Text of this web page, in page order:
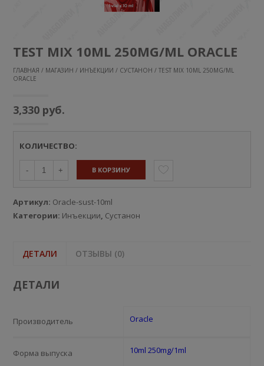
TEST MIX 10ML 250MG/ML ORACLE
ГЛАВНАЯ / МАГАЗИН / ИНЪЕКЦИИ / СУСТАНОН / TEST MIX 10ML 250MG/ML
ORACLE
3,330 руб.
КОЛИЧЕСТВО:
- + В КОРЗИНУ
Артикул: Oracle-sust-10ml
Категории: Инъекции, Сустанон
ДЕТАЛИ ОТЗЫВЫ (0)
ДЕТАЛИ
Производитель Oracle
Форма выпуска 10ml 250mg/1ml